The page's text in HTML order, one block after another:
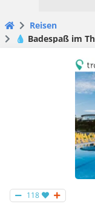
Reisen
💧 Badespaß im
118